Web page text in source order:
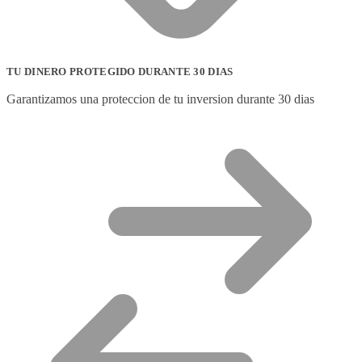
TU DINERO PROTEGIDO DURANTE 30 DIAS
Garantizamos una proteccion de tu inversion durante 30 dias